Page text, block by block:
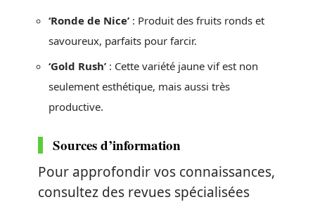
‘Ronde de Nice’ : Produit des fruits ronds et
savoureux, parfaits pour farcir.
‘Gold Rush’ : Cette variété jaune vif est non
seulement esthétique, mais aussi très
productive.
Sources d’information
Pour approfondir vos connaissances,
consultez des revues spécialisées